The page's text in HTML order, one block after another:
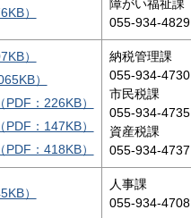
）
障がい福祉課
055-934-4829
）
）
：226KB）
：147KB）
：418KB）
納税管理課
055-934-4730
市民税課
055-934-4735
資産税課
055-934-4737
）
人事課
055-934-4708